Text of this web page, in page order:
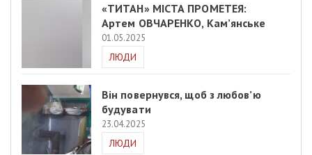
«ТИТАН» МІСТА ПРОМЕТЕЯ:
Артем ОВЧАРЕНКО, Кам’янське
01.05.2025
ЛЮДИ
Він повернувся, щоб з любов’ю
будувати
23.04.2025
ЛЮДИ